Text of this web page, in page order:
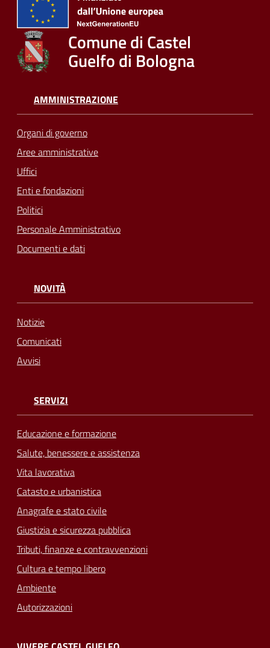
Comune di Castel
Guelfo di Bologna
AMMINISTRAZIONE
Organi di governo
Aree amministrative
Uffici
Enti e fondazioni
Politici
Personale Amministrativo
Documenti e dati
NOVITÀ
Notizie
Comunicati
Avvisi
SERVIZI
Educazione e formazione
Salute, benessere e assistenza
Vita lavorativa
Catasto e urbanistica
Anagrafe e stato civile
Giustizia e sicurezza pubblica
Tributi, finanze e contravvenzioni
Cultura e tempo libero
Ambiente
Autorizzazioni